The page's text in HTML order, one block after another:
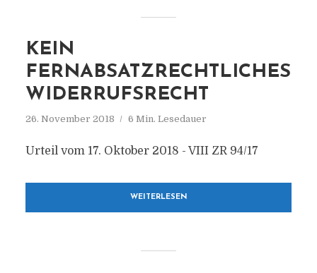
KEIN
FERNABSATZRECHTLICHES
WIDERRUFSRECHT
26. November 2018 6 Min. Lesedauer
Urteil vom 17. Oktober 2018 - VIII ZR 94/17
WEITERLESEN